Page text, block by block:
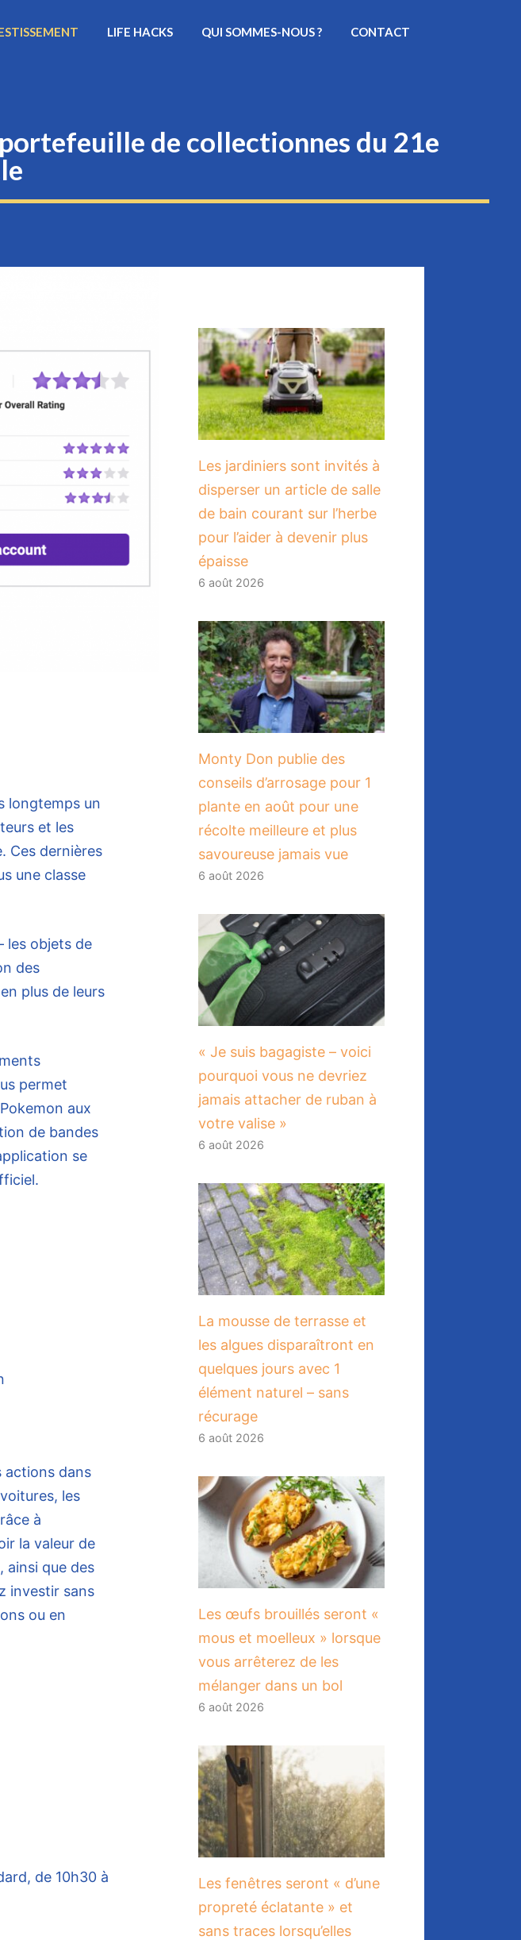
LIFE HACKS QUI SOMMES-NOUS ? CONTACT
de collectionnes du 21e
longtemps un
et les
Ces dernières
une classe
les objets de
des
plus de leurs
permet
aux
de bandes
se
actions dans
les
à
la valeur de
ainsi que des
investir sans
ou en
de 10h30 à
Les jardiniers sont invités à
disperser un article de salle
de bain courant sur l’herbe
pour l’aider à devenir plus
épaisse
6 août 2026
Monty Don publie des
conseils d’arrosage pour 1
plante en août pour une
récolte meilleure et plus
savoureuse jamais vue
6 août 2026
« Je suis bagagiste – voici
pourquoi vous ne devriez
jamais attacher de ruban à
votre valise »
6 août 2026
La mousse de terrasse et
les algues disparaîtront en
quelques jours avec 1
élément naturel – sans
récurage
6 août 2026
Les œufs brouillés seront «
mous et moelleux » lorsque
vous arrêterez de les
mélanger dans un bol
6 août 2026
Les fenêtres seront « d’une
propreté éclatante » et
sans traces lorsqu’elles